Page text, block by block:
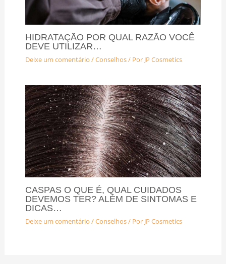
HIDRATAÇÃO POR QUAL RAZÃO VOCÊ
DEVE UTILIZAR…
Deixe um comentário /Conselhos/ Por JP Cosmetics
CASPAS O QUE É, QUAL CUIDADOS
DEVEMOS TER? ALÉM DE SINTOMAS E
DICAS…
Deixe um comentário /Conselhos/ Por JP Cosmetics